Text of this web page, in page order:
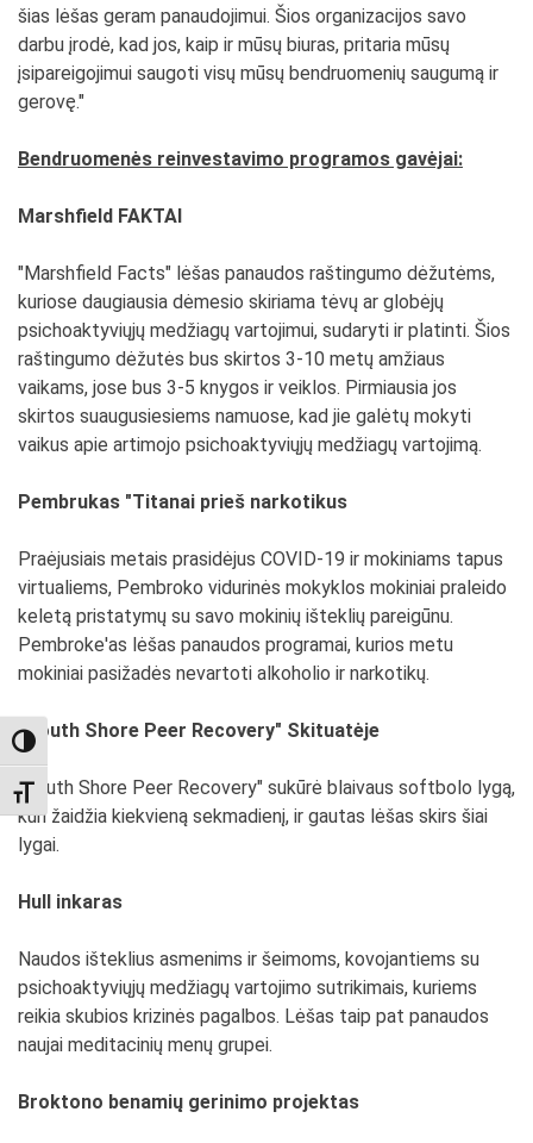
TOGGLE HIGH CONTRAST
TOGGLE FONT SIZE
šias lėšas geram panaudojimui. Šios organizacijos savo
darbu įrodė, kad jos, kaip ir mūsų biuras, pritaria mūsų
įsipareigojimui saugoti visų mūsų bendruomenių saugumą ir
gerovę."
Bendruomenės reinvestavimo programos gavėjai:
Marshfield FAKTAI
"Marshfield Facts" lėšas panaudos raštingumo dėžutėms,
kuriose daugiausia dėmesio skiriama tėvų ar globėjų
psichoaktyviųjų medžiagų vartojimui, sudaryti ir platinti. Šios
raštingumo dėžutės bus skirtos 3-10 metų amžiaus
vaikams, jose bus 3-5 knygos ir veiklos. Pirmiausia jos
skirtos suaugusiesiems namuose, kad jie galėtų mokyti
vaikus apie artimojo psichoaktyviųjų medžiagų vartojimą.
Pembrukas "Titanai prieš narkotikus
Praėjusiais metais prasidėjus COVID-19 ir mokiniams tapus
virtualiems, Pembroko vidurinės mokyklos mokiniai praleido
keletą pristatymų su savo mokinių išteklių pareigūnu.
Pembroke'as lėšas panaudos programai, kurios metu
mokiniai pasižadės nevartoti alkoholio ir narkotikų.
"South Shore Peer Recovery" Skituatėje
"South Shore Peer Recovery" sukūrė blaivaus softbolo lygą,
kuri žaidžia kiekvieną sekmadienį, ir gautas lėšas skirs šiai
lygai.
Hull inkaras
Naudos išteklius asmenims ir šeimoms, kovojantiems su
psichoaktyviųjų medžiagų vartojimo sutrikimais, kuriems
reikia skubios krizinės pagalbos. Lėšas taip pat panaudos
naujai meditacinių menų grupei.
Broktono benamių gerinimo projektas